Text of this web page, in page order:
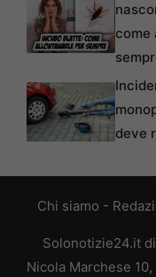
come
deve
Chi siamo -
Solonotizie24.it
Nicola Marchese